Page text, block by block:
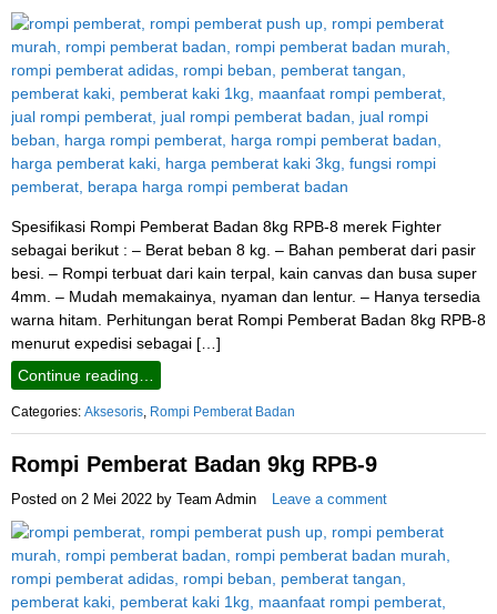
Spesifikasi Rompi Pemberat Badan 8kg RPB-8 merek Fighter
sebagai berikut : – Berat beban 8 kg. – Bahan pemberat dari pasir
besi. – Rompi terbuat dari kain terpal, kain canvas dan busa super
4mm. – Mudah memakainya, nyaman dan lentur. – Hanya tersedia
warna hitam. Perhitungan berat Rompi Pemberat Badan 8kg RPB-8
menurut expedisi sebagai […]
Continue reading…
Categories: Aksesoris, Rompi Pemberat Badan
Rompi Pemberat Badan 9kg RPB-9
Posted on 2 Mei 2022 by Team Admin Leave a comment